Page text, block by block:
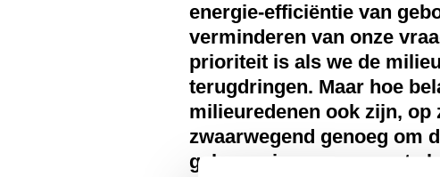
energie-efficiëntie van
verminderen van onze
prioriteit is als we de
terugdringen. Maar hoe
milieuredenen ook zijn, op
zwaarwegend genoeg om
gebouweigenaren over te